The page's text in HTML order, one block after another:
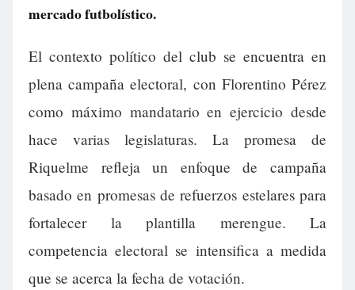
mercado futbolístico.
El contexto político del club se encuentra en
plena campaña electoral, con Florentino Pérez
como máximo mandatario en ejercicio desde
hace varias legislaturas. La promesa de
Riquelme refleja un enfoque de campaña
basado en promesas de refuerzos estelares para
fortalecer la plantilla merengue. La
competencia electoral se intensifica a medida
que se acerca la fecha de votación.